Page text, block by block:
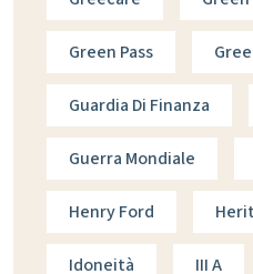
Green Pass
Guardia Di Finanza
Guerra Mondiale
Henry Ford
Idoneità III A